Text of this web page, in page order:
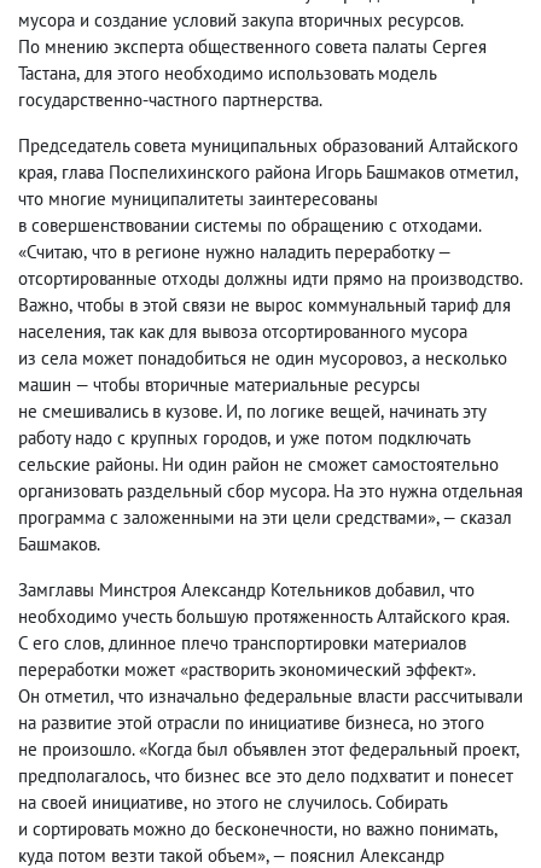
мусора и создание условий закупа вторичных ресурсов.
По мнению эксперта общественного совета палаты Сергея
Тастана, для этого необходимо использовать модель
государственно-частного партнерства.
Председатель совета муниципальных образований Алтайского
края, глава Поспелихинского района Игорь Башмаков отметил,
что многие муниципалитеты заинтересованы
в совершенствовании системы по обращению с отходами.
«Считаю, что в регионе нужно наладить переработку —
отсортированные отходы должны идти прямо на производство.
Важно, чтобы в этой связи не вырос коммунальный тариф для
населения, так как для вывоза отсортированного мусора
из села может понадобиться не один мусоровоз, а несколько
машин — чтобы вторичные материальные ресурсы
не смешивались в кузове. И, по логике вещей, начинать эту
работу надо с крупных городов, и уже потом подключать
сельские районы. Ни один район не сможет самостоятельно
организовать раздельный сбор мусора. На это нужна отдельная
программа с заложенными на эти цели средствами», — сказал
Башмаков.
Замглавы Минстроя Александр Котельников добавил, что
необходимо учесть большую протяженность Алтайского края.
С его слов, длинное плечо транспортировки материалов
переработки может «растворить экономический эффект».
Он отметил, что изначально федеральные власти рассчитывали
на развитие этой отрасли по инициативе бизнеса, но этого
не произошло. «Когда был объявлен этот федеральный проект,
предполагалось, что бизнес все это дело подхватит и понесет
на своей инициативе, но этого не случилось. Собирать
и сортировать можно до бесконечности, но важно понимать,
куда потом везти такой объем», — пояснил Александр